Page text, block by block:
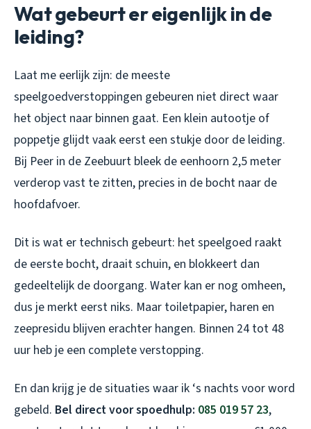
Wat gebeurt er eigenlijk in de
leiding?
Laat me eerlijk zijn: de meeste
speelgoedverstoppingen gebeuren niet direct waar
het object naar binnen gaat. Een klein autootje of
poppetje glijdt vaak eerst een stukje door de leiding.
Bij Peer in de Zeebuurt bleek de eenhoorn 2,5 meter
verderop vast te zitten, precies in de bocht naar de
hoofdafvoer.
Dit is wat er technisch gebeurt: het speelgoed raakt
de eerste bocht, draait schuin, en blokkeert dan
gedeeltelijk de doorgang. Water kan er nog omheen,
dus je merkt eerst niks. Maar toiletpapier, haren en
zeepresidu blijven erachter hangen. Binnen 24 tot 48
uur heb je een complete verstopping.
En dan krijg je de situaties waar ik ‘s nachts voor word
gebeld. Bel direct voor spoedhulp: 085 019 57 23,